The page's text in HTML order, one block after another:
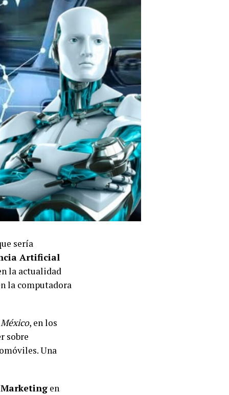
sería
Artificial
la actualidad
la computadora
, en los
sobre
Una
Marketing en